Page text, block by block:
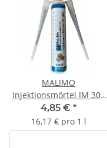
MALIMO
Injektionsmörtel IM 300
Verbundmörtel
Montagemörtel 300ml
4,85 € *
16,17 € pro 1 l